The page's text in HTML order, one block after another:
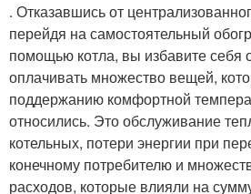
. Отказавшись от
перейдя на самостоятельный
помощью котла, вы избавите себя
оплачивать множество вещей,
поддержанию комфортной
относились. Это обслуживание
котельных, потери энергии при
конечному потребителю и
расходов, которые влияли на